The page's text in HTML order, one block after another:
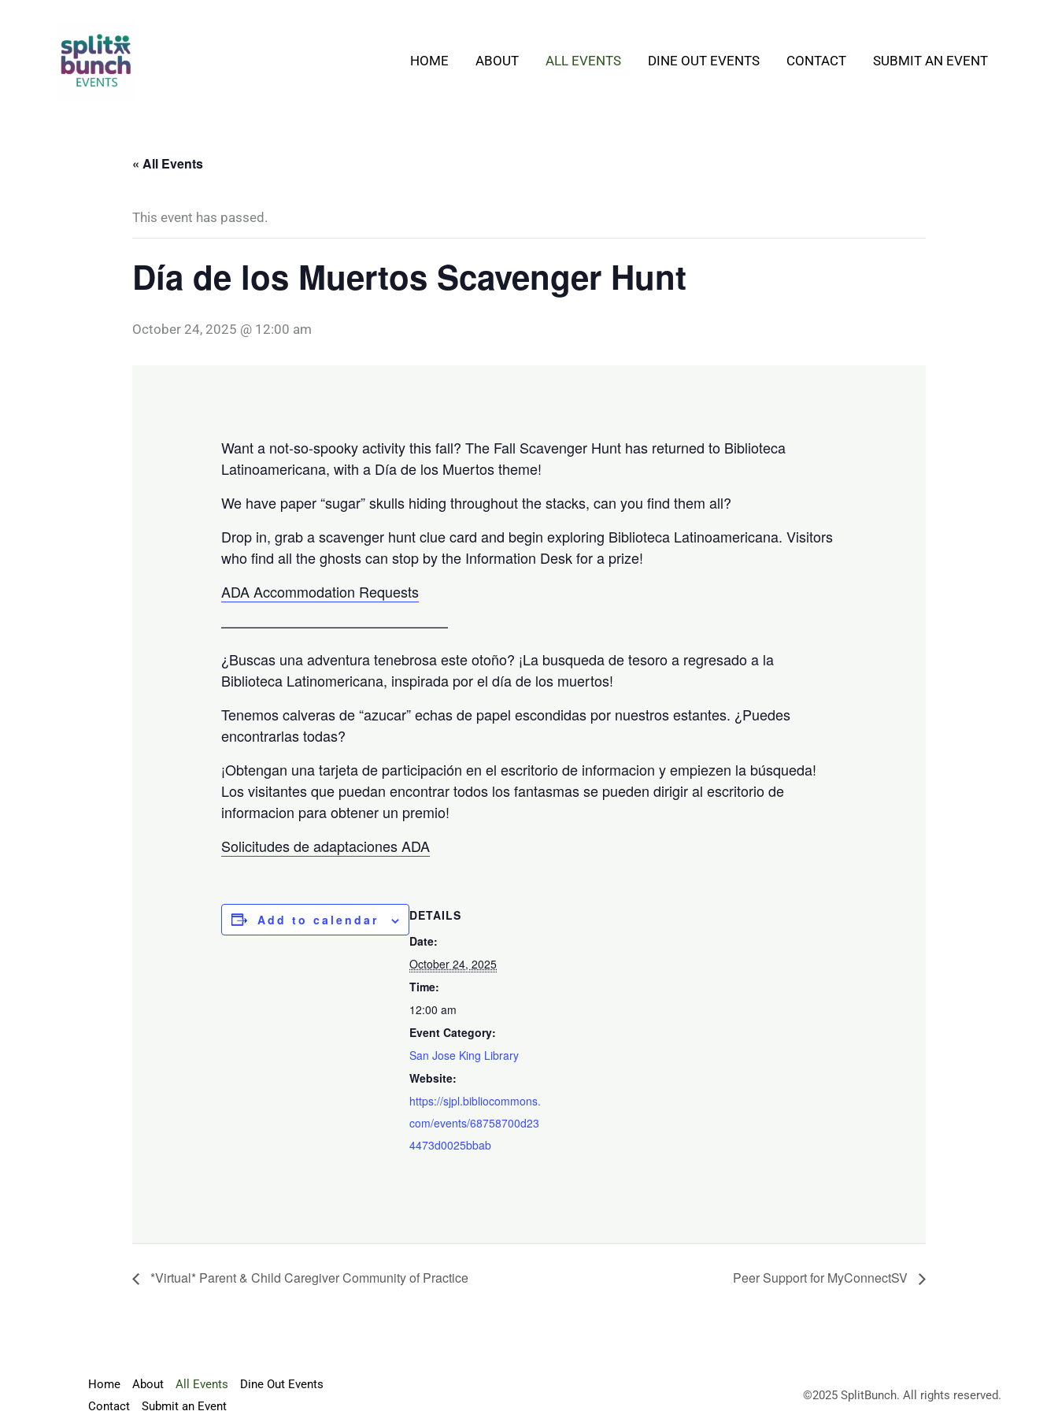
HOME ABOUT ALL EVENTS DINE OUT EVENTS CONTACT SUBMIT AN EVENT
« All Events
This event has passed.
Día de los Muertos Scavenger Hunt
October 24, 2025 @ 12:00 am
Want a not-so-spooky activity this fall? The Fall Scavenger Hunt has returned to Biblioteca
Latinoamericana, with a Día de los Muertos theme!
We have paper “sugar” skulls hiding throughout the stacks, can you find them all?
Drop in, grab a scavenger hunt clue card and begin exploring Biblioteca Latinoamericana. Visitors
who find all the ghosts can stop by the Information Desk for a prize!
ADA Accommodation Requests
————————————————
¿Buscas una adventura tenebrosa este otoño? ¡La busqueda de tesoro a regresado a la
Biblioteca Latinomericana, inspirada por el día de los muertos!
Tenemos calveras de “azucar” echas de papel escondidas por nuestros estantes. ¿Puedes
encontrarlas todas?
¡Obtengan una tarjeta de participación en el escritorio de informacion y empiezen la búsqueda!
Los visitantes que puedan encontrar todos los fantasmas se pueden dirigir al escritorio de
informacion para obtener un premio!
Solicitudes de adaptaciones ADA
Add to calendar
DETAILS
Date:
October 24, 2025
Time:
12:00 am
Event Category:
San Jose King Library
Website:
https://sjpl.bibliocommons.
com/events/68758700d23
4473d0025bbab
*Virtual* Parent & Child Caregiver Community of Practice Peer Support for MyConnectSV
Home About All Events
Dine Out Events
Contact
Submit an Event
©2025 SplitBunch. All rights reserved.